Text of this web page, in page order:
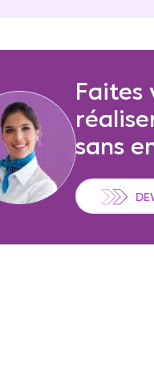
Faites
sans